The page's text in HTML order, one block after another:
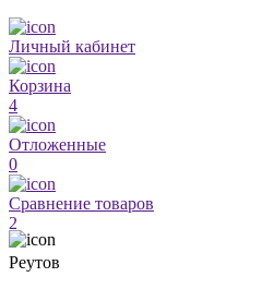
Личный кабинет
Корзина
4
Отложенные
0
Сравнение товаров
2
Реутов